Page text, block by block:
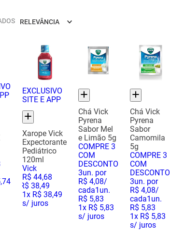
RELEVÂNCIA
EXCLUSIVO
SITE E APP
Xarope Vick
Expectorante
Pediátrico
120ml
Vick
R$ 44,68
R$ 38,49
1x R$ 38,49
s/ juros
Chá Vick
Pyrena
Sabor Mel
e Limão 5g
COMPRE 3
COM
DESCONTO
3un. por
R$ 4,08/
cada1un.
R$ 5,83
1x R$ 5,83
s/ juros
Chá Vick
Pyrena
Sabor
Camomila
5g
COMPRE 3
COM
DESCONTO
3un. por
R$ 4,08/
cada1un.
R$ 5,83
1x R$ 5,83
s/ juros